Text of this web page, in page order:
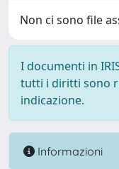
Non ci sono file
I documenti in
tutti i diritti sono
indicazione.
Informazioni